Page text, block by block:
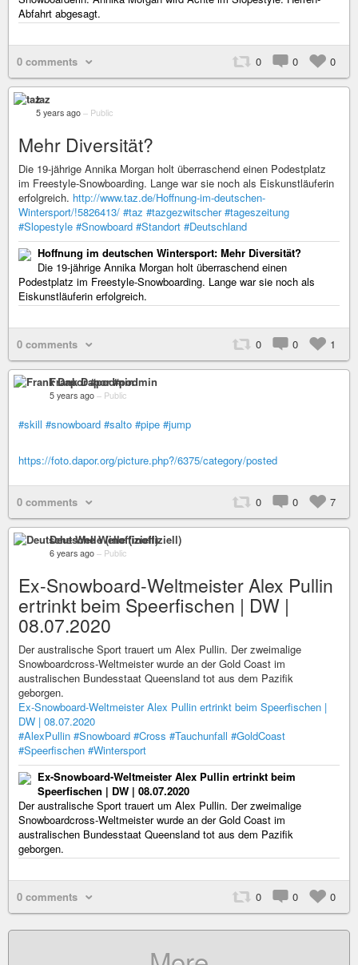
Abfahrt abgesagt.
0 comments 0 0 0
taz
5 years ago – Public
Mehr Diversität?
Die 19-jährige Annika Morgan holt überraschend einen Podestplatz
im Freestyle-Snowboarding. Lange war sie noch als Eiskunstläuferin
erfolgreich. http://www.taz.de/Hoffnung-im-deutschen-
Wintersport/!5826413/ #taz #tazgezwitscher #tageszeitung
#Slopestyle #Snowboard #Standort #Deutschland
Hoffnung im deutschen Wintersport: Mehr Diversität?
Die 19-jährige Annika Morgan holt überraschend einen
Podestplatz im Freestyle-Snowboarding. Lange war sie noch als
Eiskunstläuferin erfolgreich.
0 comments 0 0 1
Frank Dapor #podmin
5 years ago – Public
#skill #snowboard #salto #pipe #jump
https://foto.dapor.org/picture.php?/6375/category/posted
0 comments 0 0 7
Deutsche Welle (inoffiziell)
6 years ago – Public
Ex-Snowboard-Weltmeister Alex Pullin
ertrinkt beim Speerfischen | DW |
08.07.2020
Der australische Sport trauert um Alex Pullin. Der zweimalige
Snowboardcross-Weltmeister wurde an der Gold Coast im
australischen Bundesstaat Queensland tot aus dem Pazifik
geborgen.
Ex-Snowboard-Weltmeister Alex Pullin ertrinkt beim Speerfischen |
DW | 08.07.2020
#AlexPullin #Snowboard #Cross #Tauchunfall #GoldCoast
#Speerfischen #Wintersport
Ex-Snowboard-Weltmeister Alex Pullin ertrinkt beim
Speerfischen | DW | 08.07.2020
Der australische Sport trauert um Alex Pullin. Der zweimalige
Snowboardcross-Weltmeister wurde an der Gold Coast im
australischen Bundesstaat Queensland tot aus dem Pazifik
geborgen.
0 comments 0 0 0